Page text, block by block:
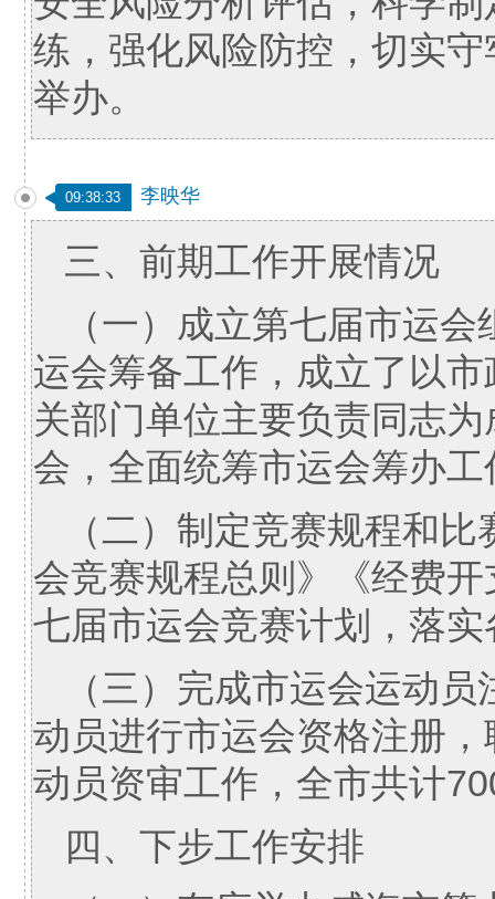
练，强化风险防控，切实
举办。
09:38:33 李映华
三、前期工作开展情况
（一）成立第七届市运
运会筹备工作，成立了以
关部门单位主要负责同志
会，全面统筹市运会筹办工
（二）制定竞赛规程和
会竞赛规程总则》《经费
七届市运会竞赛计划，落
（三）完成市运会运动
动员进行市运会资格注册
动员资审工作，全市共计
四、下步工作安排